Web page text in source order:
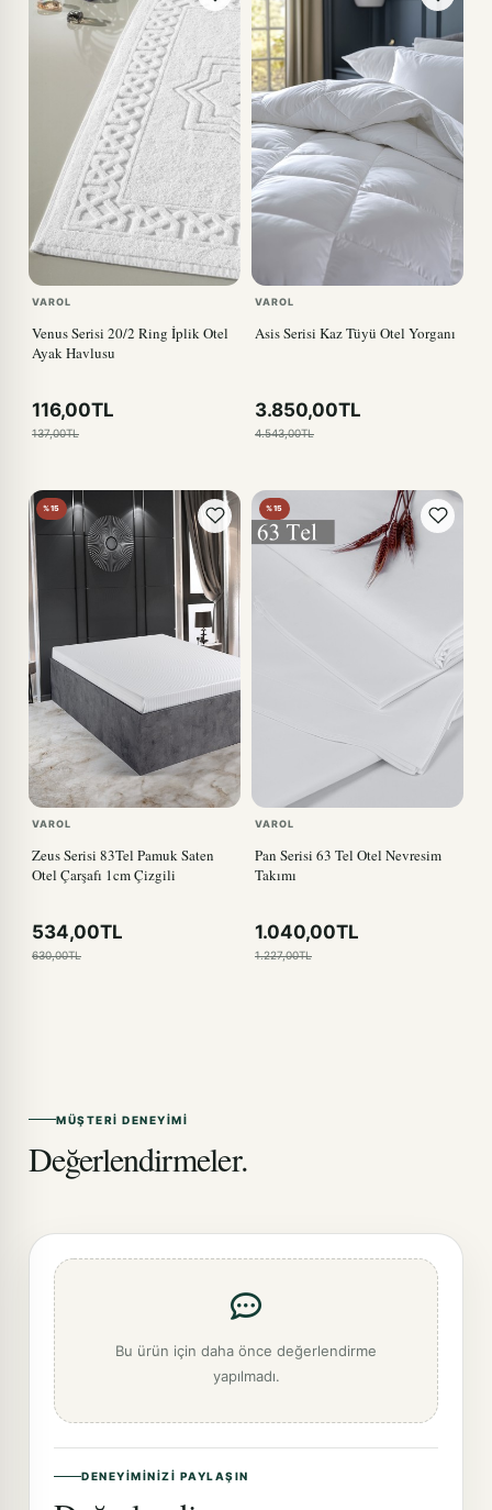
VAROL
Venus Serisi 20/2 Ring İplik Otel
Ayak Havlusu
116,00TL
137,00TL
VAROL
Asis Serisi Kaz Tüyü Otel Yorganı
3.850,00TL
4.543,00TL
%15
VAROL
Zeus Serisi 83Tel Pamuk Saten
Otel Çarşafı 1cm Çizgili
534,00TL
630,00TL
%15
VAROL
Pan Serisi 63 Tel Otel Nevresim
Takımı
1.040,00TL
1.227,00TL
MÜŞTERI DENEYIMI
Değerlendirmeler.
Bu ürün için daha önce değerlendirme
yapılmadı.
DENEYIMINIZI PAYLAŞIN